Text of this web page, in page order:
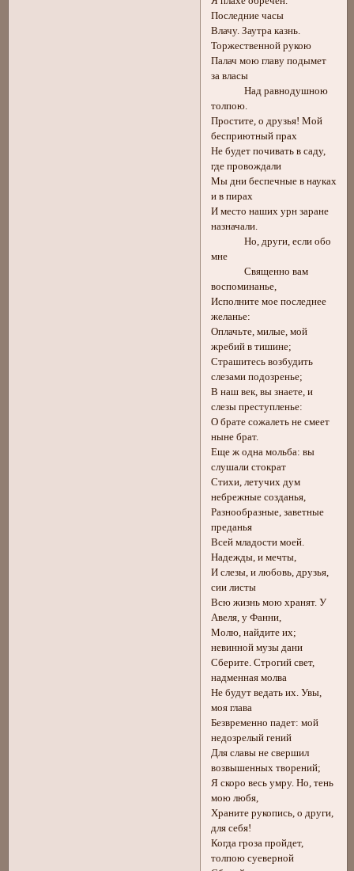
Последние часы
Влачу. Заутра казнь.
Торжественной рукою
Палач мою главу подымет
за власы
Над равнодушною
толпою.
Простите, о друзья! Мой
бесприютный прах
Не будет почивать в саду,
где провождали
Мы дни беспечные в науках
и в пирах
И место наших урн заране
назначали.
Но, други, если обо
мне
Священно вам
воспоминанье,
Исполните мое последнее
желанье:
Оплачьте, милые, мой
жребий в тишине;
Страшитесь возбудить
слезами подозренье;
В наш век, вы знаете, и
слезы преступленье:
О брате сожалеть не смеет
ныне брат.
Еще ж одна мольба: вы
слушали стократ
Стихи, летучих дум
небрежные созданья,
Разнообразные, заветные
преданья
Всей младости моей.
Надежды, и мечты,
И слезы, и любовь, друзья,
сии листы
Всю жизнь мою хранят. У
Авеля, у Фанни,
Молю, найдите их;
невинной музы дани
Сберите. Строгий свет,
надменная молва
Не будут ведать их. Увы,
моя глава
Безвременно падет: мой
недозрелый гений
Для славы не свершил
возвышенных творений;
Я скоро весь умру. Но, тень
мою любя,
Храните рукопись, о други,
для себя!
Когда гроза пройдет,
толпою суеверной